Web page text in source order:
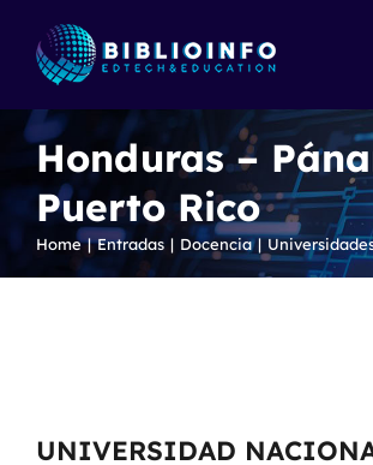
content
Honduras –
Puerto Rico
Home Entradas Docencia
UNIVERSIDAD